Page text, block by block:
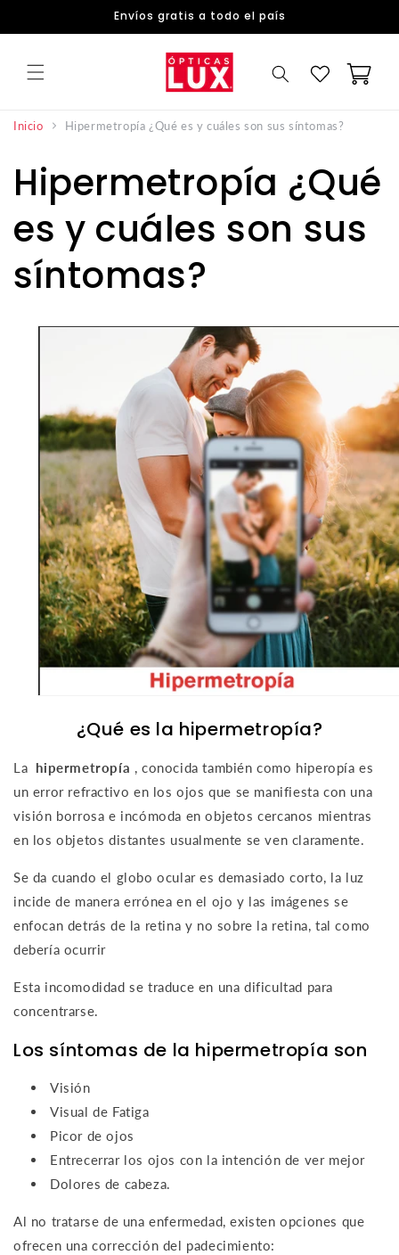
Envíos gratis a todo el país
Carrito
Inicio Hipermetropía ¿Qué es y cuáles son sus síntomas?
Hipermetropía ¿Qué
es y cuáles son sus
síntomas?
¿Qué es la hipermetropía?
La hipermetropía , conocida también como hiperopía es
un error refractivo en los ojos que se manifiesta con una
visión borrosa e incómoda en objetos cercanos mientras
en los objetos distantes usualmente se ven claramente.
Se da cuando el globo ocular es demasiado corto, la luz
incide de manera errónea en el ojo y las imágenes se
enfocan detrás de la retina y no sobre la retina, tal como
debería ocurrir
Esta incomodidad se traduce en una dificultad para
concentrarse.
Los síntomas de la hipermetropía son
Visión
Visual de Fatiga
Picor de ojos
Entrecerrar los ojos con la intención de ver mejor
Dolores de cabeza.
Al no tratarse de una enfermedad, existen opciones que
ofrecen una corrección del padecimiento: